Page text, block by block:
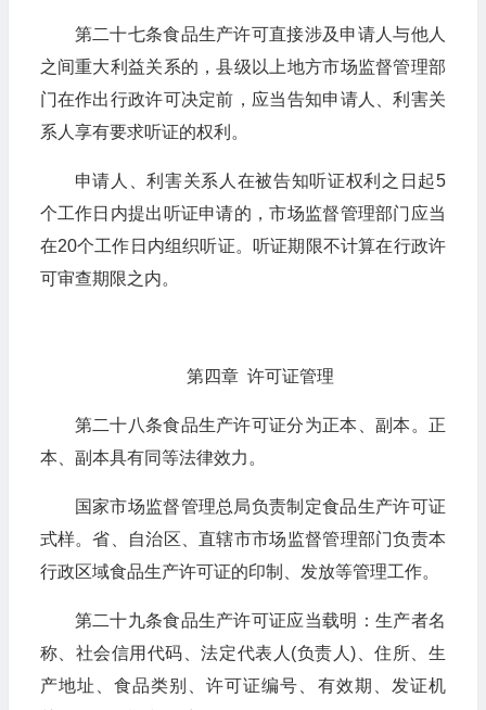
第二十七条食品生产许可直接涉及申请人与他人
之间重大利益关系的，县级以上地方市场监督管理部
门在作出行政许可决定前，应当告知申请人、利害关
系人享有要求听证的权利。
申请人、利害关系人在被告知听证权利之日起5
个工作日内提出听证申请的，市场监督管理部门应当
在20个工作日内组织听证。听证期限不计算在行政许
可审查期限之内。
第四章 许可证管理
第二十八条食品生产许可证分为正本、副本。正
本、副本具有同等法律效力。
国家市场监督管理总局负责制定食品生产许可证
式样。省、自治区、直辖市市场监督管理部门负责本
行政区域食品生产许可证的印制、发放等管理工作。
第二十九条食品生产许可证应当载明：生产者名
称、社会信用代码、法定代表人(负责人)、住所、生
产地址、食品类别、许可证编号、有效期、发证机